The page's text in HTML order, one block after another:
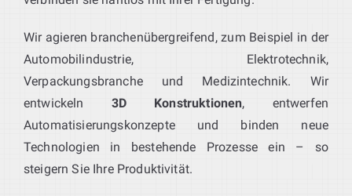
Wir agieren branchenübergreifend, zum Beispiel in der
Automobilindustrie, Elektrotechnik,
Verpackungsbranche und Medizintechnik. Wir
entwickeln 3D Konstruktionen, entwerfen
Automatisierungskonzepte und binden neue
Technologien in bestehende Prozesse ein – so
steigern Sie Ihre Produktivität.